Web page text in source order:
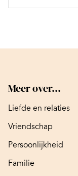
Meer over...
Liefde en relaties
Vriendschap
Persoonlijkheid
Familie